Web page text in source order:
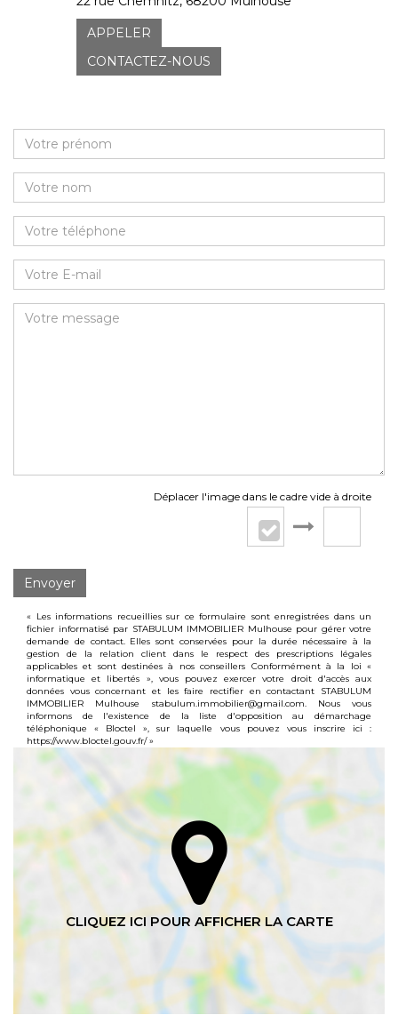
APPELER
CONTACTEZ-NOUS
Déplacer l'image dans le cadre vide à droite
Envoyer
« Les informations recueillies sur ce formulaire sont enregistrées dans un
fichier informatisé par STABULUM IMMOBILIER Mulhouse pour gérer votre
demande de contact. Elles sont conservées pour la durée nécessaire à la
gestion de la relation client dans le respect des prescriptions légales
applicables et sont destinées à nos conseillers Conformément à la loi «
informatique et libertés », vous pouvez exercer votre droit d'accès aux
données vous concernant et les faire rectifier en contactant STABULUM
IMMOBILIER Mulhouse stabulum.immobilier@gmail.com. Nous vous
informons de l'existence de la liste d'opposition au démarchage
téléphonique « Bloctel », sur laquelle vous pouvez vous inscrire ici :
https://www.bloctel.gouv.fr/»